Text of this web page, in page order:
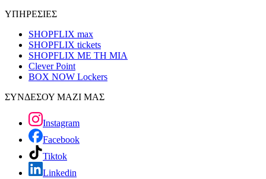
ΥΠΗΡΕΣΙΕΣ
SHOPFLIX max
SHOPFLIX tickets
SHOPFLIX ΜΕ ΤΗ ΜΙΑ
Clever Point
BOX NOW Lockers
ΣΥΝΔΕΣΟΥ ΜΑΖΙ ΜΑΣ
Instagram
Facebook
Tiktok
Linkedin